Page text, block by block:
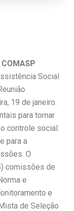
Social
19 de janeiro.
para tornar
controle social.
para a
O
comissões de
e
e
de Seleção